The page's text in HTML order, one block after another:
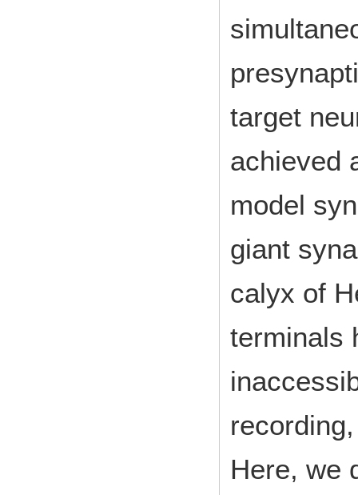
target
achieved
model
giant
calyx of
terminals
Here, we